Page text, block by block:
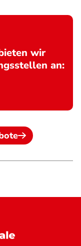
wir
an: